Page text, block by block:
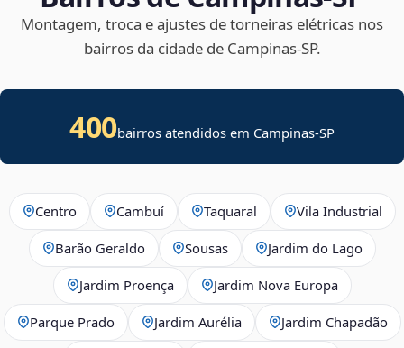
Montagem, troca e ajustes de torneiras elétricas nos
bairros da cidade de Campinas‑SP.
400bairros atendidos em Campinas-SP
Centro Cambuí Taquaral Vila Industrial
Barão Geraldo Sousas Jardim do Lago
Jardim Proença Jardim Nova Europa
Parque Prado Jardim Aurélia Jardim Chapadão